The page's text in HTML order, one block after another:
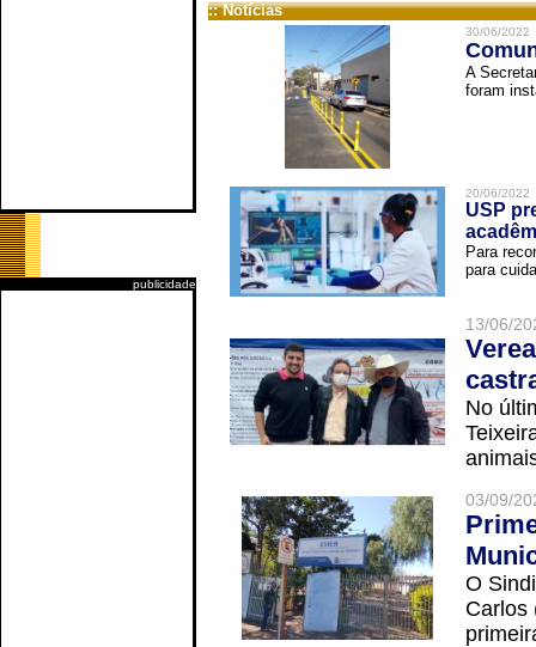
publicidade
:: Notícias
30/06/2022
A
foram
20/06/2022
USP
Para
para
13/06/
No
03/09/
O
Carlos